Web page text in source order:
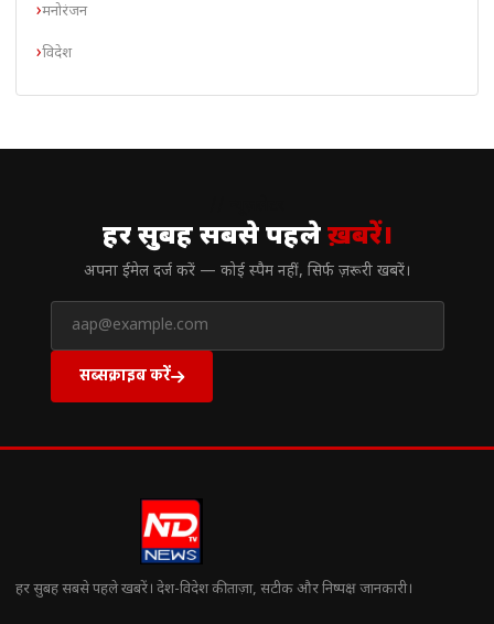
मनोरंजन
विदेश
हर सुबह सबसे पहलेख़बरें।
अपना ईमेल दर्ज करें — कोई स्पैम नहीं, सिर्फ ज़रूरी खबरें।
सब्सक्राइब करें
हर सुबह सबसे पहले खबरें। देश-विदेश की ताज़ा, सटीक और निष्पक्ष जानकारी।